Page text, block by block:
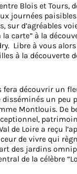
Blois et Tours,
journées
d’agréables
carte” à la
Libre à vous
à la découverte
découvrir un
un peu
Montlouis. De
de Loire a reçu
de vivre qui
des jardins
de la célèbre